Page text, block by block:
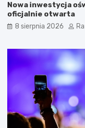
Nowa inwestycja
oficjalnie otwarta
8 sierpnia 2026